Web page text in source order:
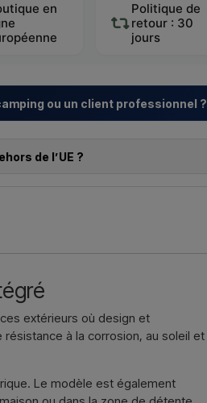
en
Politique de
retour : 30
jours
ou un client professionnel ?
de l’UE ?
et vous recevrez une offre.
Nous appeler →
extérieurs où design et
à la corrosion, au soleil et
Le modèle est également